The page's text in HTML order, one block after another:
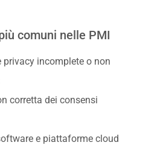
comuni nelle PMI
incomplete o non
corretta dei consensi
e piattaforme cloud